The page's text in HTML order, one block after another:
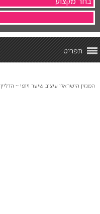
תפריט
המגזין הישראלי עיצוב שיער ויופי ~ הדליין